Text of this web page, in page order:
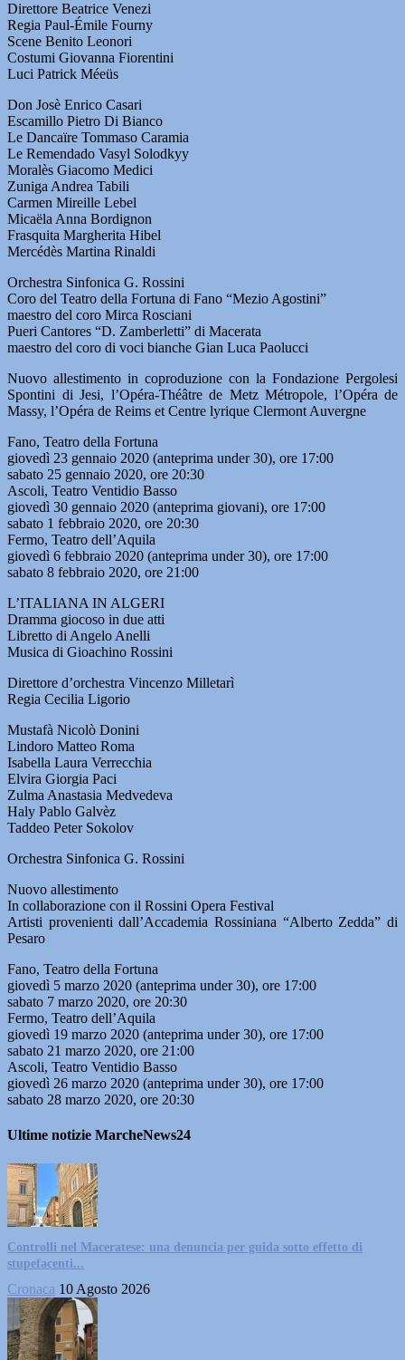
Direttore Beatrice Venezi
Regia Paul-Émile Fourny
Scene Benito Leonori
Costumi Giovanna Fiorentini
Luci Patrick Méeüs
Don Josè Enrico Casari
Escamillo Pietro Di Bianco
Le Dancaïre Tommaso Caramia
Le Remendado Vasyl Solodkyy
Moralès Giacomo Medici
Zuniga Andrea Tabili
Carmen Mireille Lebel
Micaëla Anna Bordignon
Frasquita Margherita Hibel
Mercédès Martina Rinaldi
Orchestra Sinfonica G. Rossini
Coro del Teatro della Fortuna di Fano “Mezio Agostini”
maestro del coro Mirca Rosciani
Pueri Cantores “D. Zamberletti” di Macerata
maestro del coro di voci bianche Gian Luca Paolucci
Nuovo allestimento in coproduzione con la Fondazione Pergolesi
Spontini di Jesi, l’Opéra-Théâtre de Metz Métropole, l’Opéra de
Massy, l’Opéra de Reims et Centre lyrique Clermont Auvergne
Fano, Teatro della Fortuna
giovedì 23 gennaio 2020 (anteprima under 30), ore 17:00
sabato 25 gennaio 2020, ore 20:30
Ascoli, Teatro Ventidio Basso
giovedì 30 gennaio 2020 (anteprima giovani), ore 17:00
sabato 1 febbraio 2020, ore 20:30
Fermo, Teatro dell’Aquila
giovedì 6 febbraio 2020 (anteprima under 30), ore 17:00
sabato 8 febbraio 2020, ore 21:00
L’ITALIANA IN ALGERI
Dramma giocoso in due atti
Libretto di Angelo Anelli
Musica di Gioachino Rossini
Direttore d’orchestra Vincenzo Milletarì
Regia Cecilia Ligorio
Mustafà Nicolò Donini
Lindoro Matteo Roma
Isabella Laura Verrecchia
Elvira Giorgia Paci
Zulma Anastasia Medvedeva
Haly Pablo Galvèz
Taddeo Peter Sokolov
Orchestra Sinfonica G. Rossini
Nuovo allestimento
In collaborazione con il Rossini Opera Festival
Artisti provenienti dall’Accademia Rossiniana “Alberto Zedda” di
Pesaro
Fano, Teatro della Fortuna
giovedì 5 marzo 2020 (anteprima under 30), ore 17:00
sabato 7 marzo 2020, ore 20:30
Fermo, Teatro dell’Aquila
giovedì 19 marzo 2020 (anteprima under 30), ore 17:00
sabato 21 marzo 2020, ore 21:00
Ascoli, Teatro Ventidio Basso
giovedì 26 marzo 2020 (anteprima under 30), ore 17:00
sabato 28 marzo 2020, ore 20:30
Ultime notizie MarcheNews24
Controlli nel Maceratese: una denuncia per guida sotto effetto di
stupefacenti...
Cronaca 10 Agosto 2026